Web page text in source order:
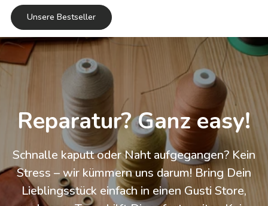
Unsere Bestseller
Reparatur? Ganz easy!
Schnalle kaputt oder Naht aufgegangen? Kein
Stress – wir kümmern uns darum! Bring Dein
Lieblingsstück einfach in einen Gusti Store,